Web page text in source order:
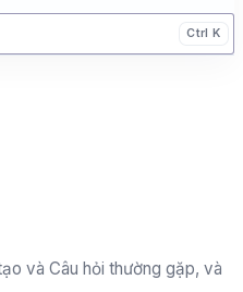
và Câu hỏi thường gặp, và